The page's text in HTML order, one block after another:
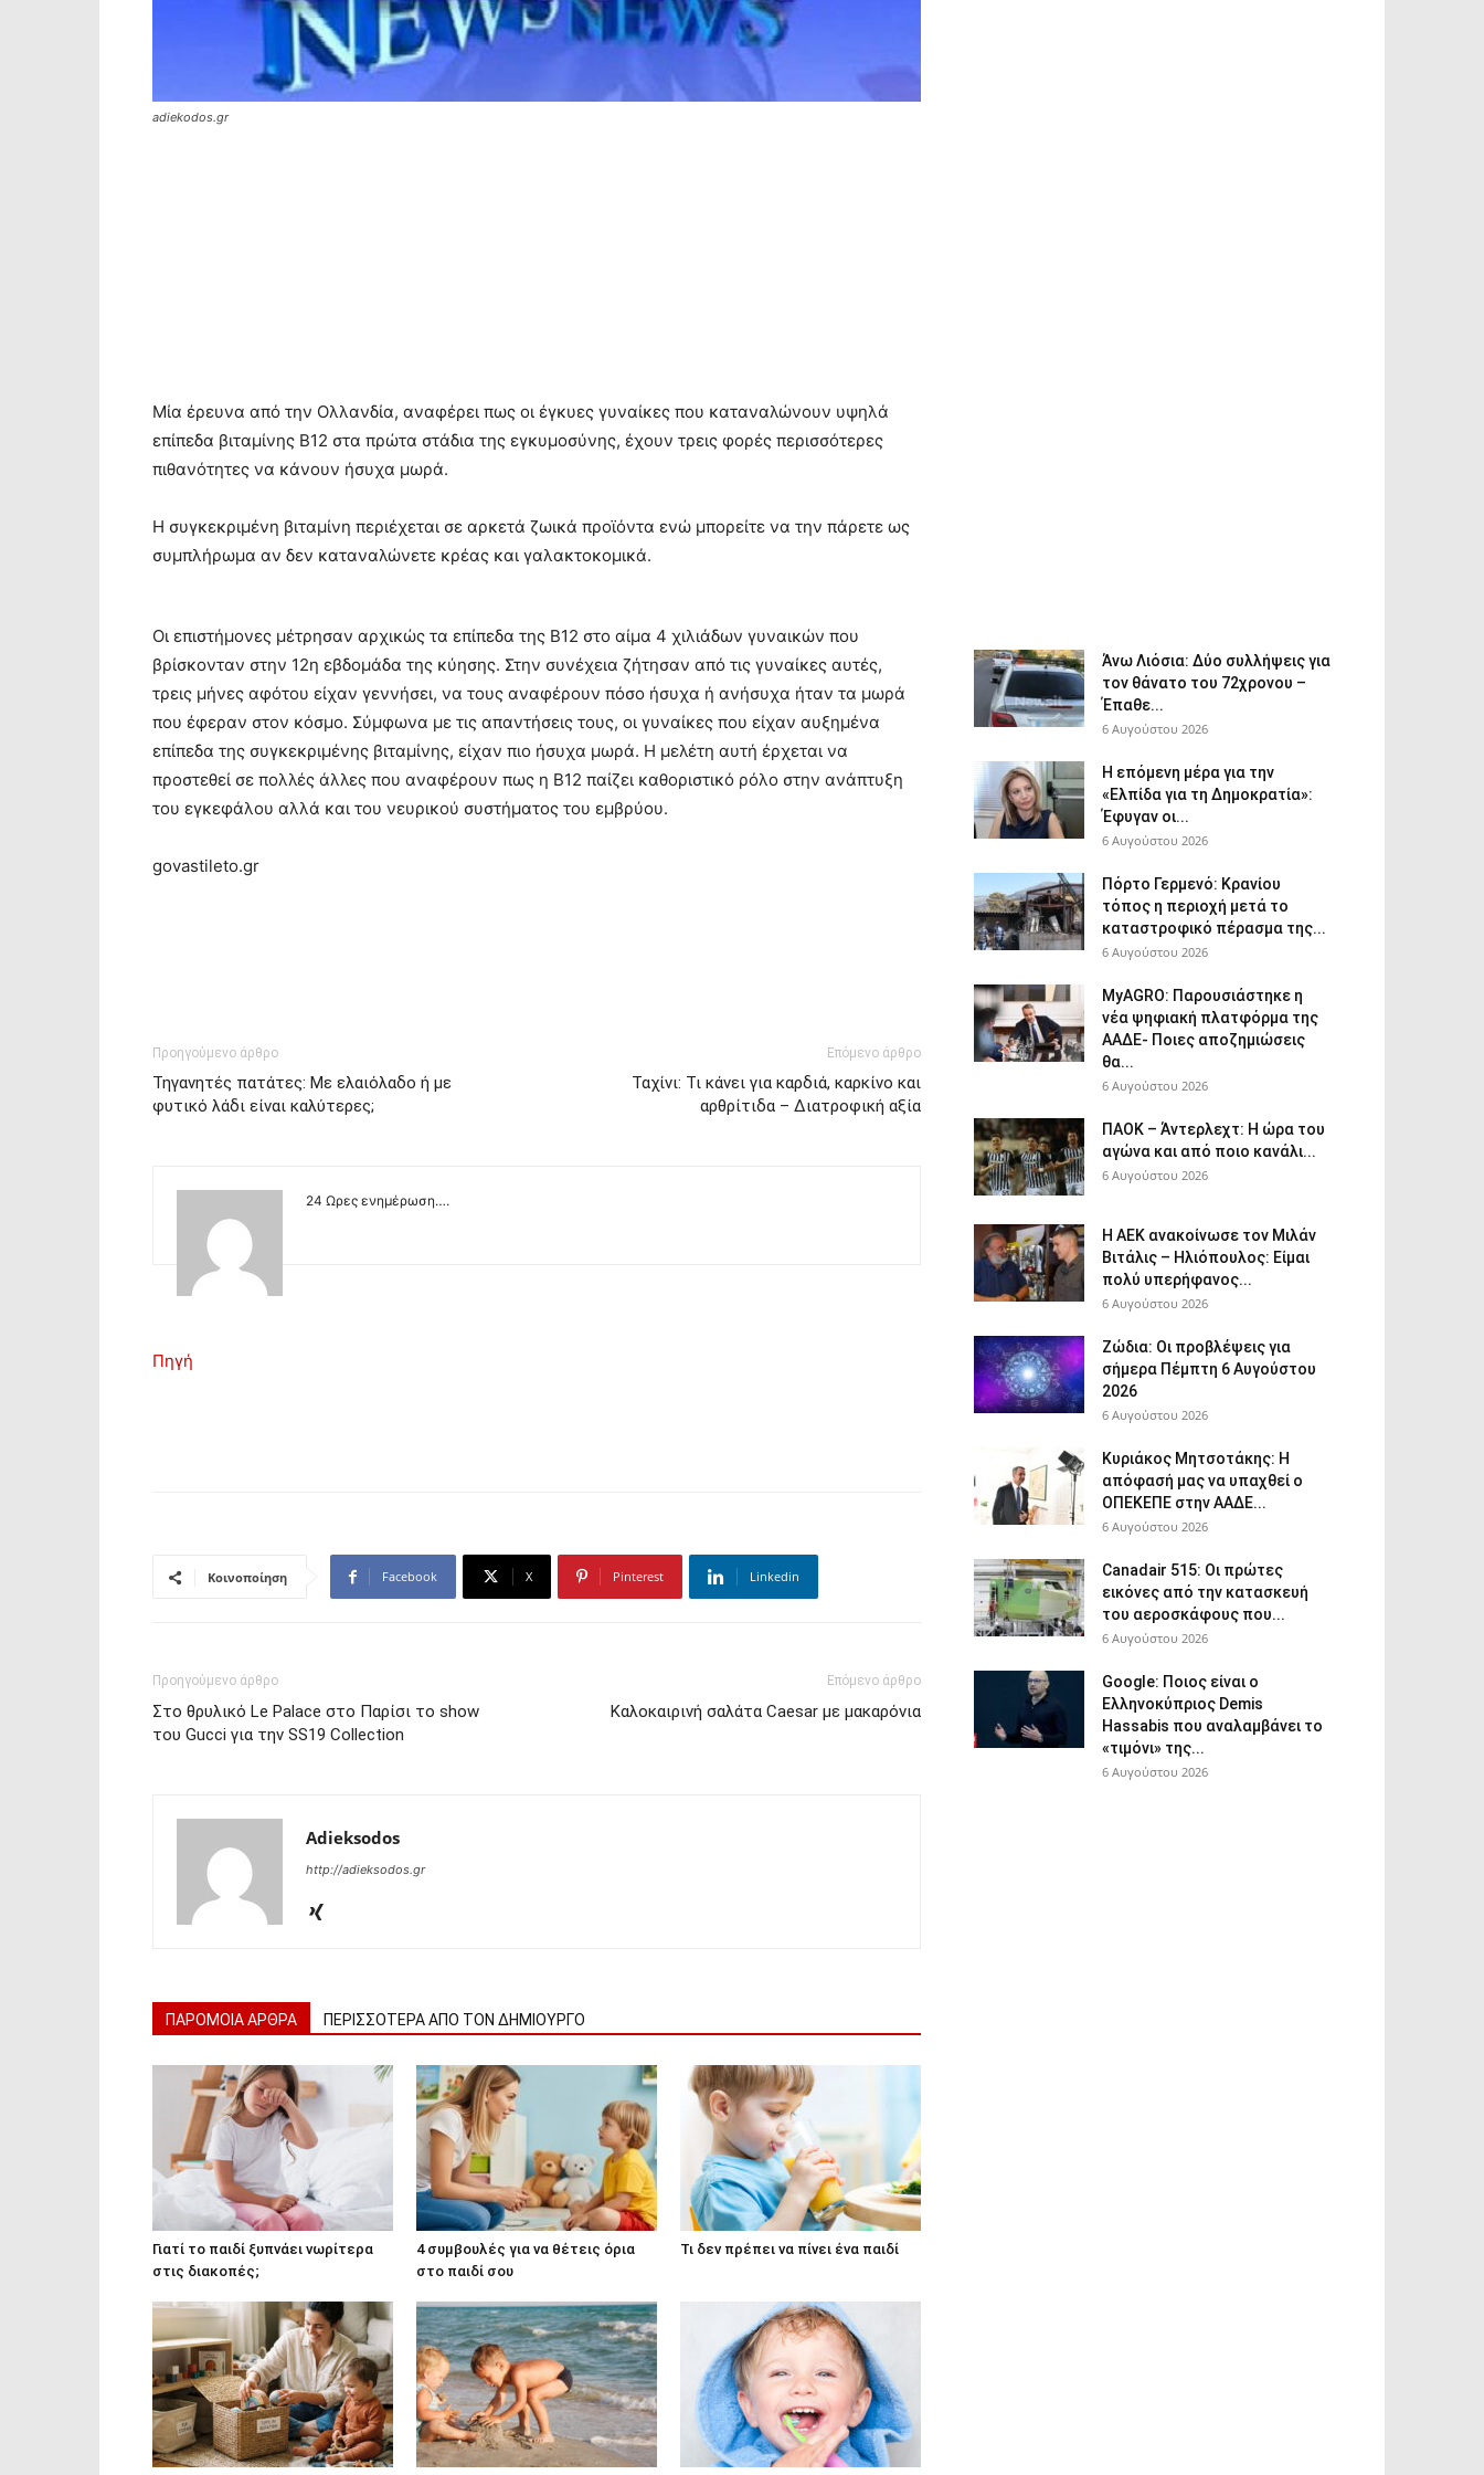
adiekodos.gr
Μία έρευνα από την Ολλανδία, αναφέρει πως οι έγκυες γυναίκες που καταναλώνουν υψηλά
επίπεδα βιταμίνης Β12 στα πρώτα στάδια της εγκυμοσύνης, έχουν τρεις φορές περισσότερες
πιθανότητες να κάνουν ήσυχα μωρά.
Η συγκεκριμένη βιταμίνη περιέχεται σε αρκετά ζωικά προϊόντα ενώ μπορείτε να την πάρετε ως
συμπλήρωμα αν δεν καταναλώνετε κρέας και γαλακτοκομικά.
Οι επιστήμονες μέτρησαν αρχικώς τα επίπεδα της Β12 στο αίμα 4 χιλιάδων γυναικών που
βρίσκονταν στην 12η εβδομάδα της κύησης. Στην συνέχεια ζήτησαν από τις γυναίκες αυτές,
τρεις μήνες αφότου είχαν γεννήσει, να τους αναφέρουν πόσο ήσυχα ή ανήσυχα ήταν τα μωρά
που έφεραν στον κόσμο. Σύμφωνα με τις απαντήσεις τους, οι γυναίκες που είχαν αυξημένα
επίπεδα της συγκεκριμένης βιταμίνης, είχαν πιο ήσυχα μωρά. Η μελέτη αυτή έρχεται να
προστεθεί σε πολλές άλλες που αναφέρουν πως η Β12 παίζει καθοριστικό ρόλο στην ανάπτυξη
του εγκεφάλου αλλά και του νευρικού συστήματος του εμβρύου.
govastileto.gr
Προηγούμενο άρθρο
Τηγανητές πατάτες: Με ελαιόλαδο ή με
φυτικό λάδι είναι καλύτερες;
Επόμενο άρθρο
Ταχίνι: Τι κάνει για καρδιά, καρκίνο και
αρθρίτιδα – Διατροφική αξία
24 Ωρες ενημέρωση….
Πηγή
Κοινοποίηση Facebook X Pinterest Linkedin
Προηγούμενο άρθρο
Στο θρυλικό Le Palace στο Παρίσι το show
του Gucci για την SS19 Collection
Επόμενο άρθρο
Καλοκαιρινή σαλάτα Caesar με μακαρόνια
Adieksodos
http://adieksodos.gr
ΠΑΡΟΜΟΙΑ ΑΡΘΡΑ ΠΕΡΙΣΣΟΤΕΡΑ ΑΠΟ ΤΟΝ ΔΗΜΙΟΥΡΓΟ
Γιατί το παιδί ξυπνάει νωρίτερα
στις διακοπές;
4 συμβουλές για να θέτεις όρια
στο παιδί σου
Τι δεν πρέπει να πίνει ένα παιδί
Άνω Λιόσια: Δύο συλλήψεις για
τον θάνατο του 72χρονου –
Έπαθε...
6 Αυγούστου 2026
Η επόμενη μέρα για την
«Ελπίδα για τη Δημοκρατία»:
Έφυγαν οι...
6 Αυγούστου 2026
Πόρτο Γερμενό: Κρανίου
τόπος η περιοχή μετά το
καταστροφικό πέρασμα της...
6 Αυγούστου 2026
ΜyAGRO: Παρουσιάστηκε η
νέα ψηφιακή πλατφόρμα της
ΑΑΔΕ- Ποιες αποζημιώσεις
θα...
6 Αυγούστου 2026
ΠΑΟΚ – Άντερλεχτ: Η ώρα του
αγώνα και από ποιο κανάλι...
6 Αυγούστου 2026
Η ΑΕΚ ανακοίνωσε τον Μιλάν
Βιτάλις – Ηλιόπουλος: Είμαι
πολύ υπερήφανος...
6 Αυγούστου 2026
Ζώδια: Οι προβλέψεις για
σήμερα Πέμπτη 6 Αυγούστου
2026
6 Αυγούστου 2026
Κυριάκος Μητσοτάκης: Η
απόφασή μας να υπαχθεί ο
ΟΠΕΚΕΠΕ στην ΑΑΔΕ...
6 Αυγούστου 2026
Canadair 515: Οι πρώτες
εικόνες από την κατασκευή
του αεροσκάφους που...
6 Αυγούστου 2026
Google: Ποιος είναι ο
Ελληνοκύπριος Demis
Hassabis που αναλαμβάνει το
«τιμόνι» της...
6 Αυγούστου 2026